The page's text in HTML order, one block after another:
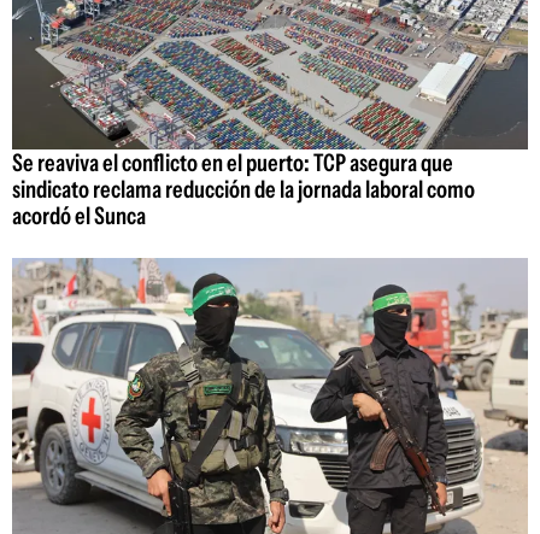
Se reaviva el conflicto en el puerto: TCP asegura que
sindicato reclama reducción de la jornada laboral como
acordó el Sunca